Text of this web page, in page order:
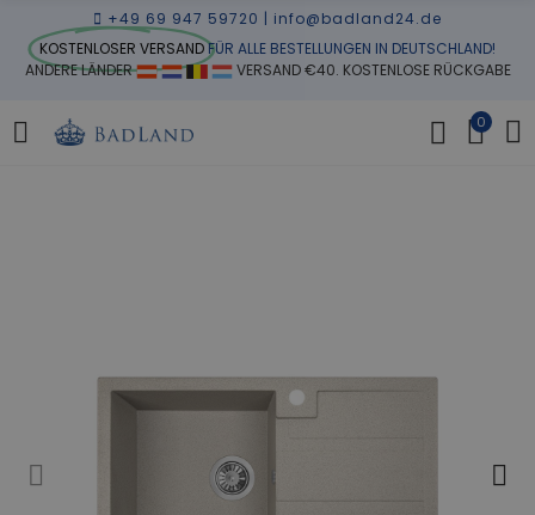
+49 69 947 59720 | info@badland24.de
KOSTENLOSER VERSANDFÜR ALLE BESTELLUNGEN IN DEUTSCHLAND!
ANDERE LÄNDER
VERSAND €40. KOSTENLOSE RÜCKGABE
0